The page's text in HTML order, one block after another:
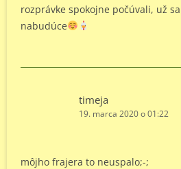
rozprávke spokojne počúvali, už
nabudúce
timeja
19. marca 2020 o 01:22
môjho frajera to neuspalo;-;